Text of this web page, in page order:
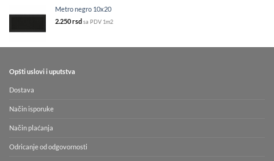
Metro negro 10x20
2.250rsd sa PDV 1m2
Opšti uslovi i uputstva
Dostava
Način isporuke
Način plaćanja
Odricanje od odgovornosti